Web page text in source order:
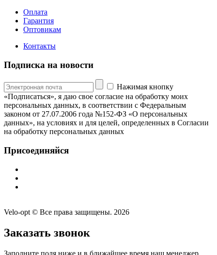
Оплата
Гарантия
Оптовикам
Контакты
Подписка на новости
Нажимая кнопку
«Подписаться», я даю свое согласие на обработку моих
персональных данных, в соответствии с Федеральным
законом от 27.07.2006 года №152-ФЗ «О персональных
данных», на условиях и для целей, определенных в Согласии
на обработку персональных данных
Присоединяйся
Velo-opt © Все права защищены. 2026
Заказать звонок
Заполните поля ниже и в ближайшее время наш менеджер